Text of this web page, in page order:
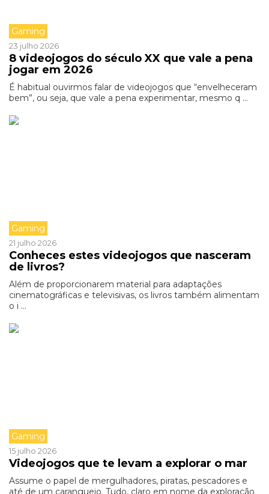
Gaming
23 julho 2026
8 videojogos do século XX que vale a pena
jogar em 2026
É habitual ouvirmos falar de videojogos que “envelheceram
bem”, ou seja, que vale a pena experimentar, mesmo q ...
Gaming
21 julho 2026
Conheces estes videojogos que nasceram
de livros?
Além de proporcionarem material para adaptações
cinematográficas e televisivas, os livros também alimentam
o i ...
Gaming
15 julho 2026
Videojogos que te levam a explorar o mar
Assume o papel de mergulhadores, piratas, pescadores e
até de um caranguejo. Tudo, claro em nome da exploração